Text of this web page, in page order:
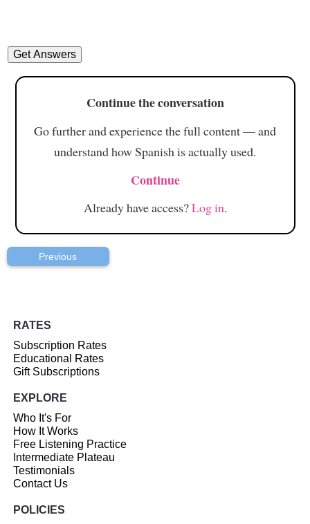
Continue the conversation
Go further and experience the full content — and
understand how Spanish is actually used.
Continue
Already have access?Log in.
Previous
RATES
Subscription Rates
Educational Rates
Gift Subscriptions
EXPLORE
Who It's For
How It Works
Free Listening Practice
Intermediate Plateau
Testimonials
Contact Us
POLICIES